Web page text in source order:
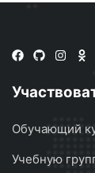
Обучающий
Учебную